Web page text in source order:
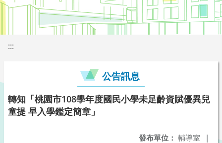
:::
公告訊息
轉知「桃園市108學年度國民小學未足齡資賦優異兒
童提 早入學鑑定簡章」
發布單位： 輔導室 |